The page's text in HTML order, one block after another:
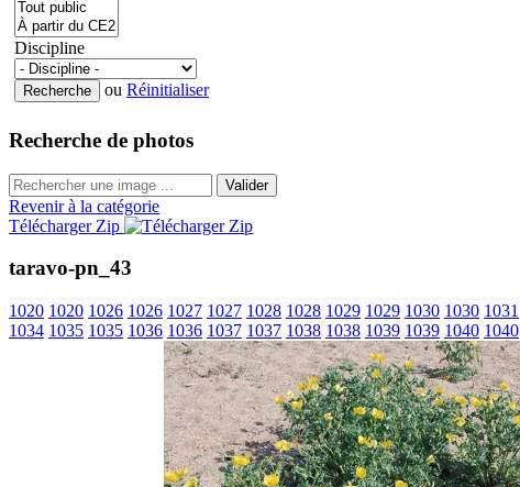
Discipline
ou Réinitialiser
Recherche de photos
Valider
Revenir à la catégorie
Télécharger Zip
taravo-pn_43
1020 1020 1026 1026 1027 1027 1028 1028 1029 1029 1030 1030 1031
1034 1035 1035 1036 1036 1037 1037 1038 1038 1039 1039 1040 1040